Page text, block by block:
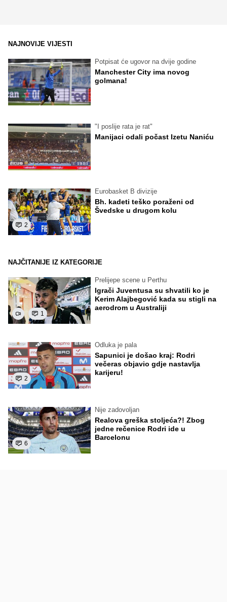
NAJNOVIJE VIJESTI
Potpisat će ugovor na dvije godine
Manchester City ima novog
golmana!
"I poslije rata je rat"
Manijaci odali počast Izetu Naniću
2
Eurobasket B divizije
Bh. kadeti teško poraženi od
Švedske u drugom kolu
NAJČITANIJE IZ KATEGORIJE
1
Prelijepe scene u Perthu
Igrači Juventusa su shvatili ko je
Kerim Alajbegović kada su stigli na
aerodrom u Australiji
2
Odluka je pala
Sapunici je došao kraj: Rodri
večeras objavio gdje nastavlja
karijeru!
6
Nije zadovoljan
Realova greška stoljeća?! Zbog
jedne rečenice Rodri ide u
Barcelonu